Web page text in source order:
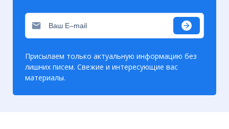
Присылаем только актуальную информацию без
лишних писем. Свежие и интересующие вас
материалы.